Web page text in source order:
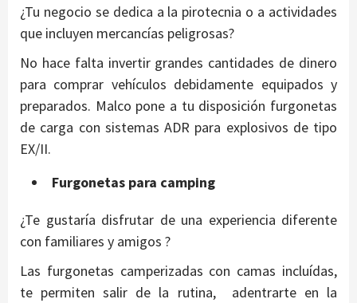
¿Tu negocio se dedica a la pirotecnia o a actividades
que incluyen mercancías peligrosas?
No hace falta invertir grandes cantidades de dinero
para comprar vehículos debidamente equipados y
preparados. Malco pone a tu disposición furgonetas
de carga con sistemas ADR para explosivos de tipo
EX/II.
Furgonetas para camping
¿Te gustaría disfrutar de una experiencia diferente
con familiares y amigos ?
Las furgonetas camperizadas con camas incluídas,
te permiten salir de la rutina, adentrarte en la